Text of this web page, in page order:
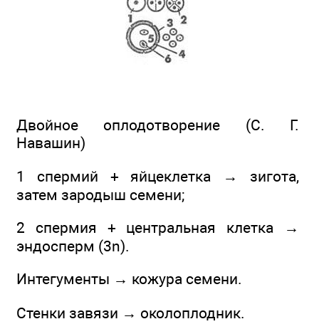
Двойное оплодотворение (С. Г.
Навашин)
1 спермий + яйцеклетка → зигота,
затем зародыш семени;
2 спермия + центральная клетка →
эндосперм (3n).
Интегументы → кожура семени.
Стенки завязи → околоплодник.